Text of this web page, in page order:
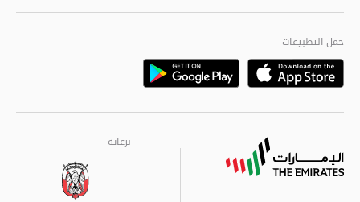
الجودة العالمية
مراكز خدمة أبوظبى
حمل التطبيقات
Google
Playstore
برعاية
برعاية